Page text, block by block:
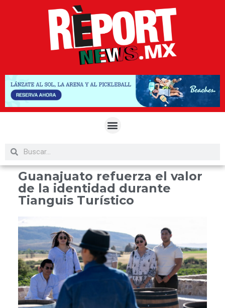
Guanajuato refuerza el valor
de la identidad durante
Tianguis Turístico